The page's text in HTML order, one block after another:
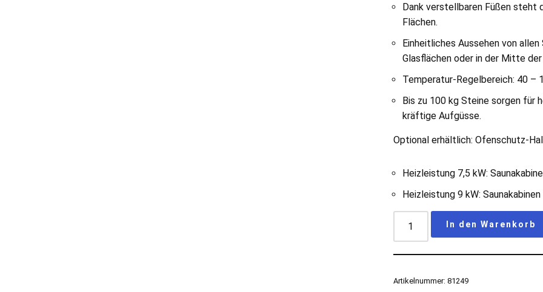
Dank verstellbaren Füßen steht
Flächen.
Einheitliches Aussehen von
Glasflächen oder in der Mitte der
Temperatur-Regelbereich: 40 –
Bis zu 100 kg Steine sorgen für
kräftige Aufgüsse.
Optional erhältlich: Ofenschutz-
Heizleistung 7,5 kW:
Heizleistung 9 kW:
In den Warenkorb
Artikelnummer:81249